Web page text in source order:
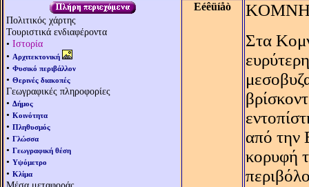
Πολιτικός χάρτης
Τουριστικά ενδιαφέροντα
• Ιστορία
• Αρχιτεκτονική
• Φυσικό περιβάλλον
• Θερινές διακοπές
Γεωγραφικές πληροφορίες
• Δήμος
• Κοινότητα
• Πληθυσμός
• Γλώσσα
• Γεωγραφική θέση
• Υψόμετρο
• Κλίμα
Eéêüíåò
Στα
από την
κορυφή